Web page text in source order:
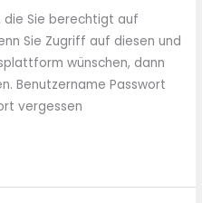
die Sie berechtigt auf
Sie Zugriff auf diesen und
wünschen, dann
Benutzername Passwort
vergessen